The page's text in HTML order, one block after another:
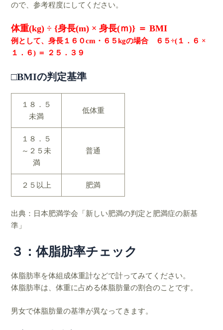
ので、参考程度にしてください。
体重(kg) ÷ {身長(m) × 身長(ｍ)} ＝ BMI
例として、身長１６０cm・６５kgの場合 ６５÷(１．６ ×
１．６) ＝ ２５．３９
□BMIの判定基準
１８．５
未満
低体重
１８．５
～２５未
満
普通
２５以上 肥満
出典：日本肥満学会「新しい肥満の判定と肥満症の新基
準」
３：体脂肪率チェック
体脂肪率を体組成体重計などで計ってみてください。
体脂肪率は、体重に占める体脂肪量の割合のことです。
男女で体脂肪量の基準が異なってきます。